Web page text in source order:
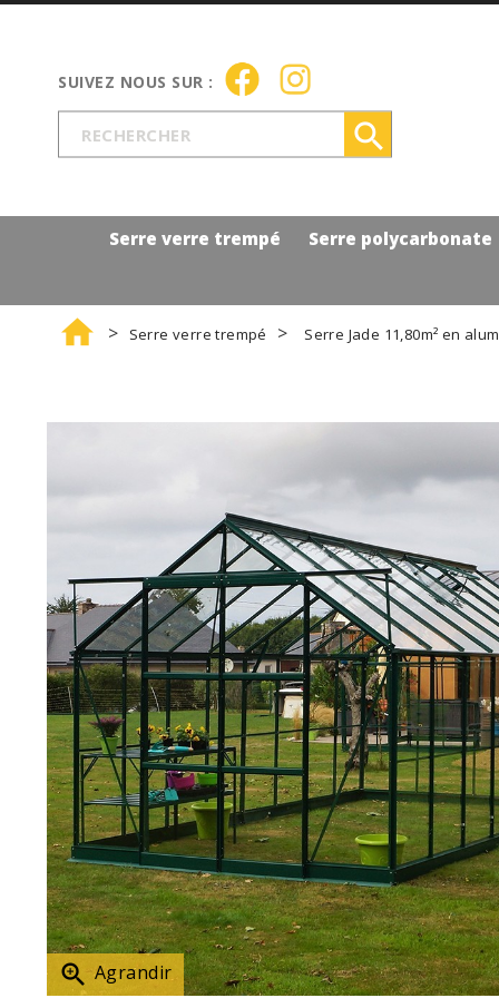

Serre verre trempé Serre polycarbonate
 Serre verre trempé Serre Jade 11,80m² en
 Agrandir